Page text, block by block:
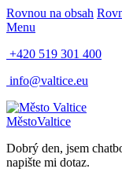
Rovnou na obsah
Menu
+420 519 301 400
info@valtice.eu
MěstoValtice
Dobrý den, jsem
napište mi dotaz.